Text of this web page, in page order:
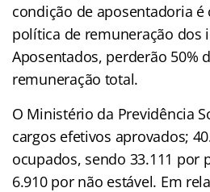
condição de aposentadoria é
política de remuneração dos
Aposentados, perderão 50%
remuneração total.
O Ministério da Previdência
cargos efetivos aprovados;
ocupados, sendo 33.111 por
6.910 por não estável. Em